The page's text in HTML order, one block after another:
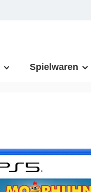
Spielwaren